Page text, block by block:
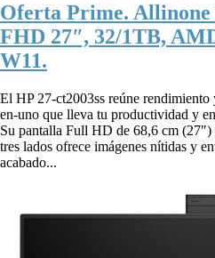
Oferta Prime. Allinone
FHD 27″, 32/1TB,
W11.
El HP 27-ct2003ss reúne
en-uno que lleva tu productividad y
Su pantalla Full HD de 68,6 cm
tres lados ofrece imágenes nítidas y
acabado...